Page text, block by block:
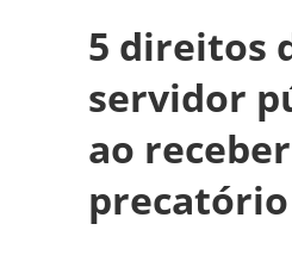
5 direitos
servidor
ao receber
precatório